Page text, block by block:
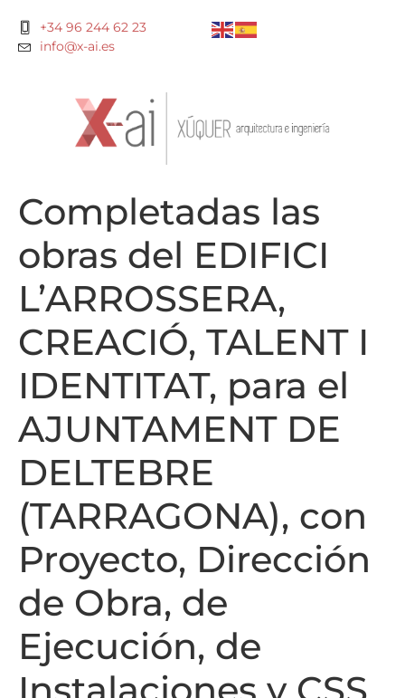
+34 96 244 62 23
info@x-ai.es
Completadas las
obras del EDIFICI
L’ARROSSERA,
CREACIÓ, TALENT I
IDENTITAT, para el
AJUNTAMENT DE
DELTEBRE
(TARRAGONA), con
Proyecto, Dirección
de Obra, de
Ejecución, de